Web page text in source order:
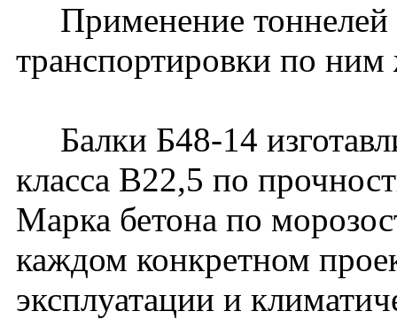
Применение тоннелей
транспортировки по
Балки Б48-14
класса В22,5 по
Марка бетона по
каждом конкретном
эксплуатации и